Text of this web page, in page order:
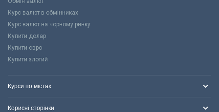
Курс валют в обмінниках
Курс валют на чорному ринку
Купити долар
Купити євро
Купити злотий
Курси по містах
Корисні сторінки